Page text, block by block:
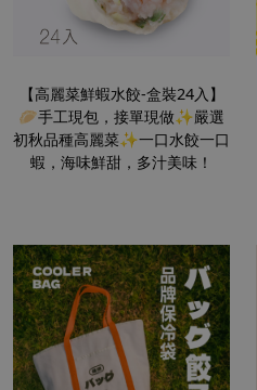
【高麗菜鮮蝦水餃-盒裝24入】
🥟手工現包，接單現做✨嚴選
初秋品種高麗菜✨一口水餃一口
蝦，海味鮮甜，多汁美味！